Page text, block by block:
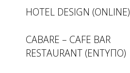
HOTEL DESIGN (ONLINE)
CABARE – CAFE BAR
RESTAURANT (ΕΝΤΥΠΟ)